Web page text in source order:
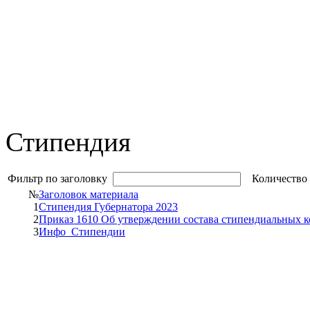
Стипендия
Фильтр по заголовку
№Заголовок материала
1Стипендия Губернатора 2023
2Приказ 1610 Об утверждении состава
3Инфо_Стипендии